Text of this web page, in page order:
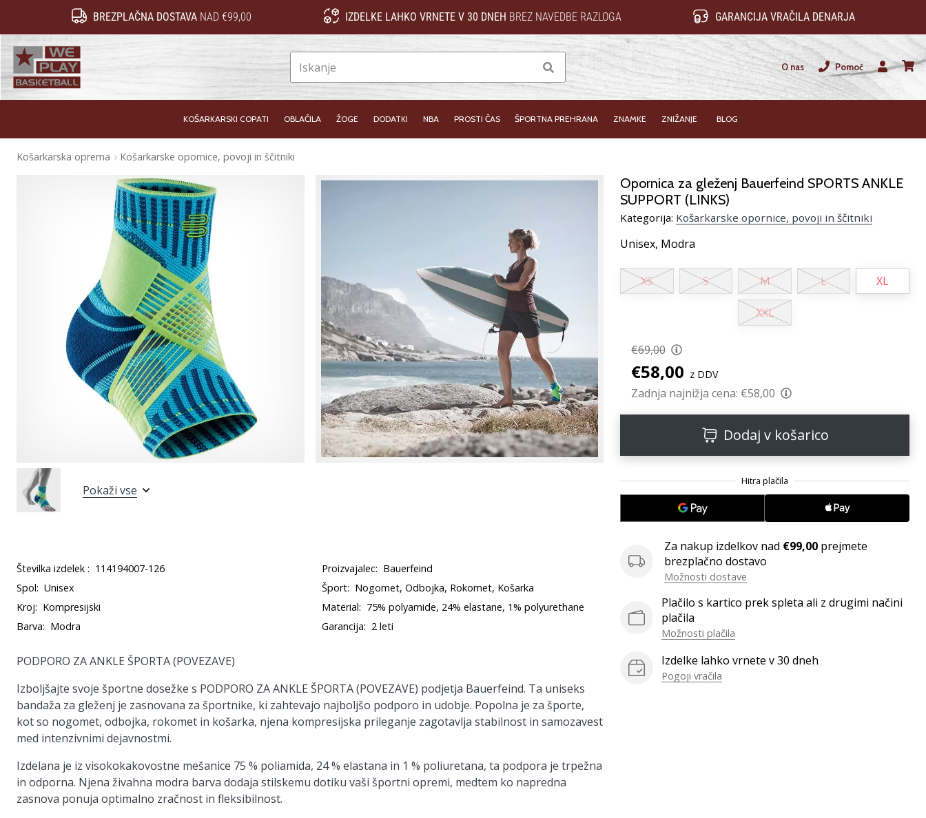
BREZPLAČNA DOSTAVA NAD €99,00 IZDELKE LAHKO VRNETE V 30 DNEH BREZ NAVEDBE RAZLOGA GARANCIJA VRAČILA DENARJA
Iskanje O nas
Pomoč
Uporabnik
KOŠARKARSKI COPATI OBLAČILA ŽOGE DODATKI NBA PROSTI ČAS ŠPORTNA PREHRANA ZNAMKE ZNIŽANJE BLOG
Košarkarska oprema Košarkarske opornice, povoji in ščitniki
Opornica za gleženj Bauerfeind SPORTS ANKLE
SUPPORT (LINKS)
Kategorija: Košarkarske opornice, povoji in ščitniki
Unisex, Modra
XS S M L XL
XXL
€69,00
€58,00 z DDV
Zadnja najnižja cena: €58,00
Dodaj v košarico
Za nakup izdelkov nad €99,00 prejmete
brezplačno dostavo
Možnosti dostave
Plačilo s kartico prek spleta ali z drugimi načini
plačila
Možnosti plačila
Izdelke lahko vrnete v 30 dneh
Pogoji vračila
Pokaži vse
Številka izdelek : 114194007-126 Proizvajalec: Bauerfeind
Spol: Unisex Šport: Nogomet, Odbojka, Rokomet, Košarka
Kroj: Kompresijski Material: 75% polyamide, 24% elastane, 1% polyurethane
Barva: Modra Garancija: 2 leti
PODPORO ZA ANKLE ŠPORTA (POVEZAVE)
Izboljšajte svoje športne dosežke s PODPORO ZA ANKLE ŠPORTA (POVEZAVE) podjetja Bauerfeind. Ta uniseks
bandaža za gleženj je zasnovana za športnike, ki zahtevajo najboljšo podporo in udobje. Popolna je za športe,
kot so nogomet, odbojka, rokomet in košarka, njena kompresijska prileganje zagotavlja stabilnost in samozavest
med intenzivnimi dejavnostmi.
Izdelana je iz visokokakovostne mešanice 75 % poliamida, 24 % elastana in 1 % poliuretana, ta podpora je trpežna
in odporna. Njena živahna modra barva dodaja stilskemu dotiku vaši športni opremi, medtem ko napredna
zasnova ponuja optimalno zračnost in fleksibilnost.